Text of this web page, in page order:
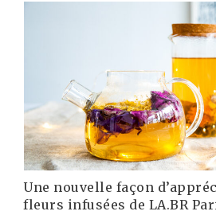
Une nouvelle façon
fleurs infusées de LA.BR